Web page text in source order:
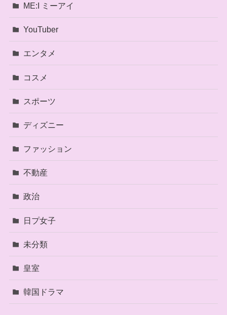
ME:I ミーアイ
YouTuber
エンタメ
コスメ
スポーツ
ディズニー
ファッション
不動産
政治
日プ女子
未分類
皇室
韓国ドラマ